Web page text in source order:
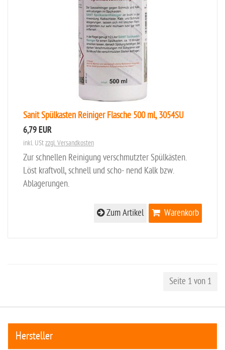
Sanit Spülkasten Reiniger Flasche 500 ml, 3054SU
6,79 EUR
inkl. UStzzgl. Versandkosten
Zur schnellen Reinigung verschmutzter Spülkästen.
Löst kraftvoll, schnell und scho- nend Kalk bzw.
Ablagerungen.
Warenkorb
Zum Artikel
Seite 1 von 1
Hersteller